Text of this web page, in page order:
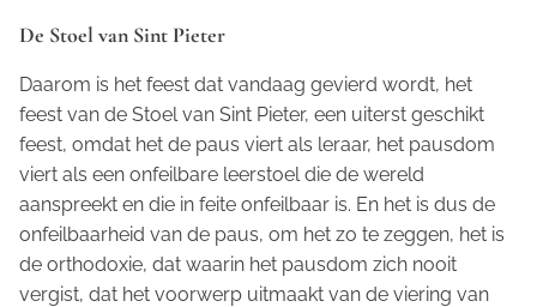
De Stoel van Sint Pieter
Daarom is het feest dat vandaag gevierd wordt, het
feest van de Stoel van Sint Pieter, een uiterst geschikt
feest, omdat het de paus viert als leraar, het pausdom
viert als een onfeilbare leerstoel die de wereld
aanspreekt en die in feite onfeilbaar is. En het is dus de
onfeilbaarheid van de paus, om het zo te zeggen, het is
de orthodoxie, dat waarin het pausdom zich nooit
vergist, dat het voorwerp uitmaakt van de viering van